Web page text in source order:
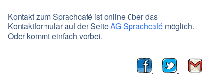
Kontakt zum Sprachcafé ist online über das
Kontaktformular auf der SeiteAG Sprachcafé möglich.
Oder kommt einfach vorbei.